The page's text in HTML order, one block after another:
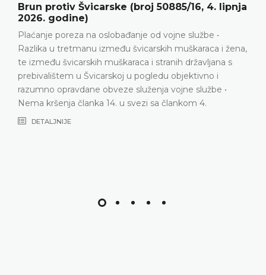
Ortega Ortega protiv Španjolske (broj
36325/22, 4. prosinca 2025. godine)
Neispunjavanje pozitivnih obveza da se osigura
učinkovita zaštita od diskriminacije na temelju spola u
kontekstu upošljavanja i jednake naknade • Kršenje
članka 14. Europske konvencije za zaštitu ljudskih
i temeljnih sloboda u svezi sa člankom 8. Europske
konvencije
DETALJNIJE